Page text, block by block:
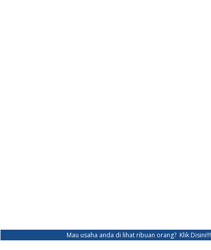
Mau usaha anda di lihat ribuan orang?Klik Disini!!!